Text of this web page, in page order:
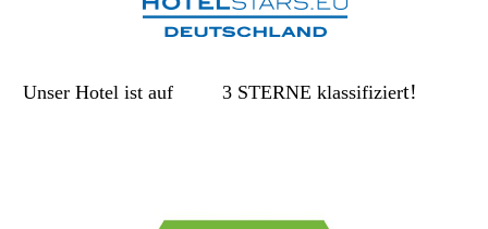
Unser Hotel ist auf 3 STERNE klassifiziert!